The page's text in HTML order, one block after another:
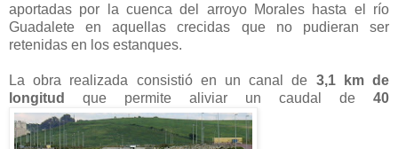
aportadas por la cuenca del arroyo Morales hasta el río
Guadalete en aquellas crecidas que no pudieran ser
retenidas en los estanques.
La obra realizada consistió en un canal de 3,1 km de
longitud
que permite aliviar un caudal de 40